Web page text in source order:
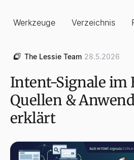
Werkzeuge Verzeichnis
The Lessie Team 28.5.2026
Intent-Signale im
Quellen &
erklärt